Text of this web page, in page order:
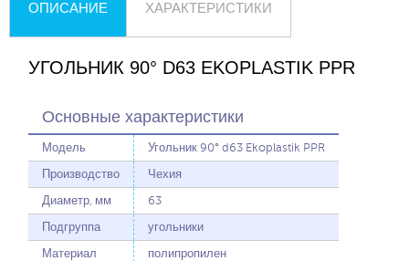
ОПИСАНИЕ ХАРАКТЕРИСТИКИ
УГОЛЬНИК 90° D63 EKOPLASTIK PPR
Основные характеристики
Модель Угольник 90° d63 Ekoplastik PPR
Производство Чехия
Диаметр, мм 63
Подгруппа угольники
Материал полипропилен